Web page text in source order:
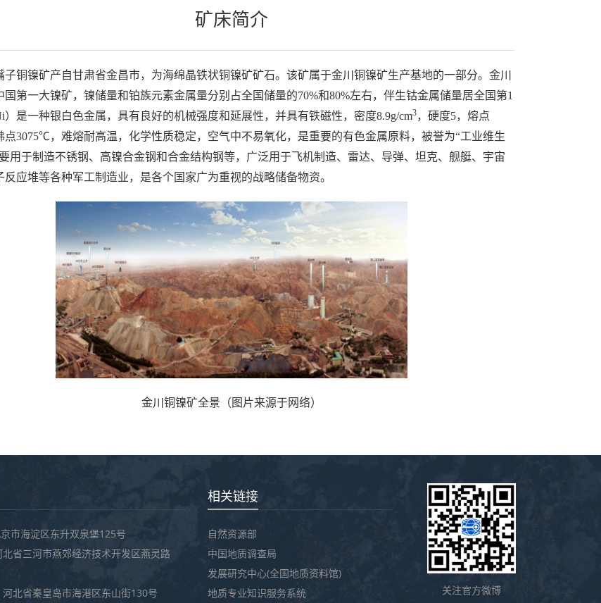
矿床简介
子铜镍矿产自甘肃省金昌市，为海绵晶铁状铜镍矿矿石。该矿属于金川铜镍矿生产基地的一部分。金川
国第一大镍矿，镍储量和铂族元素金属量分别占全国储量的70%和80%左右，伴生钴金属储量居全国第1
）是一种银白色金属，具有良好的机械强度和延展性，并具有铁磁性，密度8.9g/cm3，硬度5，熔点
点3075℃，难熔耐高温，化学性质稳定，空气中不易氧化，是重要的有色金属原料，被誉为“工业维生
用于制造不锈钢、高镍合金钢和合金结构钢等，广泛用于飞机制造、雷达、导弹、坦克、舰艇、宇宙
反应堆等各种军工制造业，是各个国家广为重视的战略储备物资。
金川铜镍矿全景（图片来源于网络）
市海淀区东升双泉堡125号
省三河市燕郊经济技术开发区燕灵路
北省秦皇岛市海港区东山街130号
相关链接
自然资源部
中国地质调查局
发展研究中心(全国地质资料馆)
地质专业知识服务系统
关注官方微博